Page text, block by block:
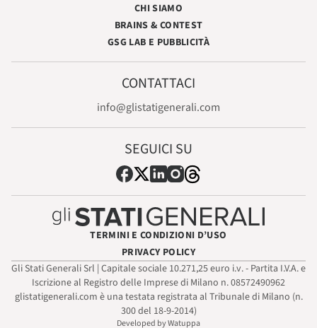
CHI SIAMO
BRAINS & CONTEST
GSG LAB E PUBBLICITÀ
CONTATTACI
info@glistatigenerali.com
SEGUICI SU
TERMINI E CONDIZIONI D’USO
PRIVACY POLICY
Gli Stati Generali Srl | Capitale sociale 10.271,25 euro i.v. - Partita I.V.A. e
Iscrizione al Registro delle Imprese di Milano n. 08572490962
glistatigenerali.com è una testata registrata al Tribunale di Milano (n.
300 del 18-9-2014)
Developed by Watuppa